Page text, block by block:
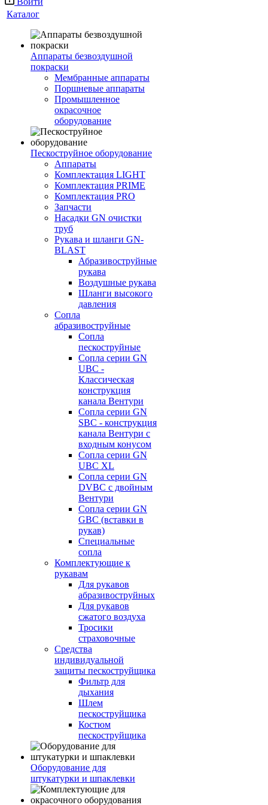
Каталог
Аппараты безвоздушной
покраски
Мембранные аппараты
Поршневые аппараты
Промышленное
окрасочное
оборудование
Пескоструйное оборудование
Аппараты
Комплектация LIGHT
Комплектация PRIME
Комплектация PRO
Запчасти
Насадки GN очистки
труб
Рукава и шланги GN-
BLAST
Абразивоструйные
рукава
Воздушные рукава
Шланги высокого
давления
Сопла
абразивоструйные
Сопла
пескоструйные
Сопла серии GN
UBC -
Классическая
конструкция
канала Вентури
Сопла серии GN
SBC - конструкция
канала Вентури c
входным конусом
Сопла серии GN
UBC XL
Сопла серии GN
DVBC с двойным
Вентури
Сопла серии GN
GBC (вставки в
рукав)
Специальные
сопла
Комплектующие к
рукавам
Для рукавов
абразивоструйных
Для рукавов
сжатого воздуха
Тросики
страховочные
Средства
индивидуальной
защиты пескоструйщика
Фильтр для
дыхания
Шлем
пескоструйщика
Костюм
пескоструйщика
Оборудование для
штукатурки и шпаклевки